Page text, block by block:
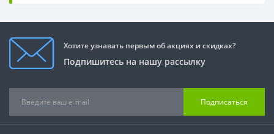
Хотите узнавать первым об акциях и скидках?
Подпишитесь на нашу рассылку
Подписаться